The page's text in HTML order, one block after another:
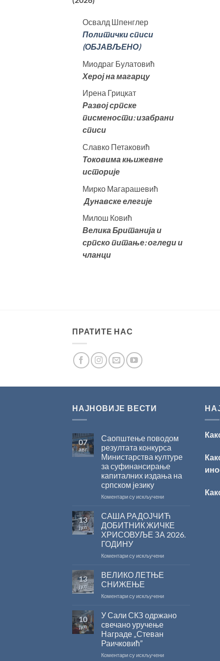
Освалд Шпенглер
Политички списи
(ОБЈАВЉЕНО)
Миодраг Булатовић
Херој на магарцу
Ирена Грицкат
Развој српске
писмености: изабрани
списи
Славко Петаковић
Токовима књижевне
историје
Мирко Магарашевић
Дунавске елегије
Милош Ковић
ВеликаБританија и
српско питање: огледи и
чланци
ПРАТИТЕ НАС
НАЈНОВИЈЕ ВЕСТИ
07
авг
Саопштење поводом
резултата конкурса
Министарства културе
за суфинансирање
капиталних издања на
српском језику
Коментари су искљученина
поводом
резултата
конкурса
Министарства
за
српском
13
јул
САША РАДОЈЧИЋ
ДОБИТНИК ЖИЧКЕ
ХРИСОВУЉЕ ЗА 2026.
ГОДИНУ
Коментари су искљученина
ХРИСОВУЉЕ
2026.
13
јул
ВЕЛИКО ЛЕТЊЕ
СНИЖЕЊЕ
Коментари су искљученина
10
јул
У Сали СКЗ одржано
свечано уручење
Награде „Стеван
Раичковић”
Коментари су искљученина